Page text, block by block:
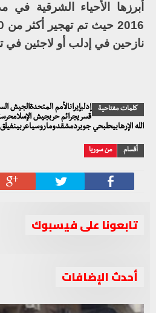
أبرزها الأحياء الشرقية في
نازحين في إدلب أو لاجئين في
كلمات مفتاحية
إدلبإيرانالأمم المتحدةالجيش
قسريجرائم حربجيش
الله الإرهابيحلبحي
أقسام من سوريا
تابعونا على فيسبوك
أحدث الإضافات